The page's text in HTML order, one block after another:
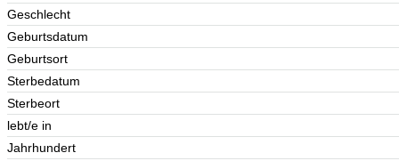
Geschlecht
Geburtsdatum
Geburtsort
Sterbedatum
Sterbeort
lebt/e in
Jahrhundert